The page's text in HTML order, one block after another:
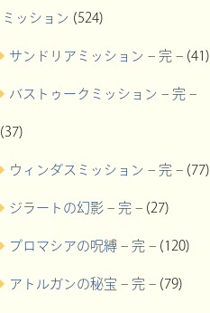
ミッション (524)
サンドリアミッション – 完 –(41)
バストゥークミッション – 完 –
(37)
ウィンダスミッション – 完 –(77)
ジラートの幻影 – 完 –(27)
プロマシアの呪縛 – 完 –(120)
アトルガンの秘宝 – 完 –(79)